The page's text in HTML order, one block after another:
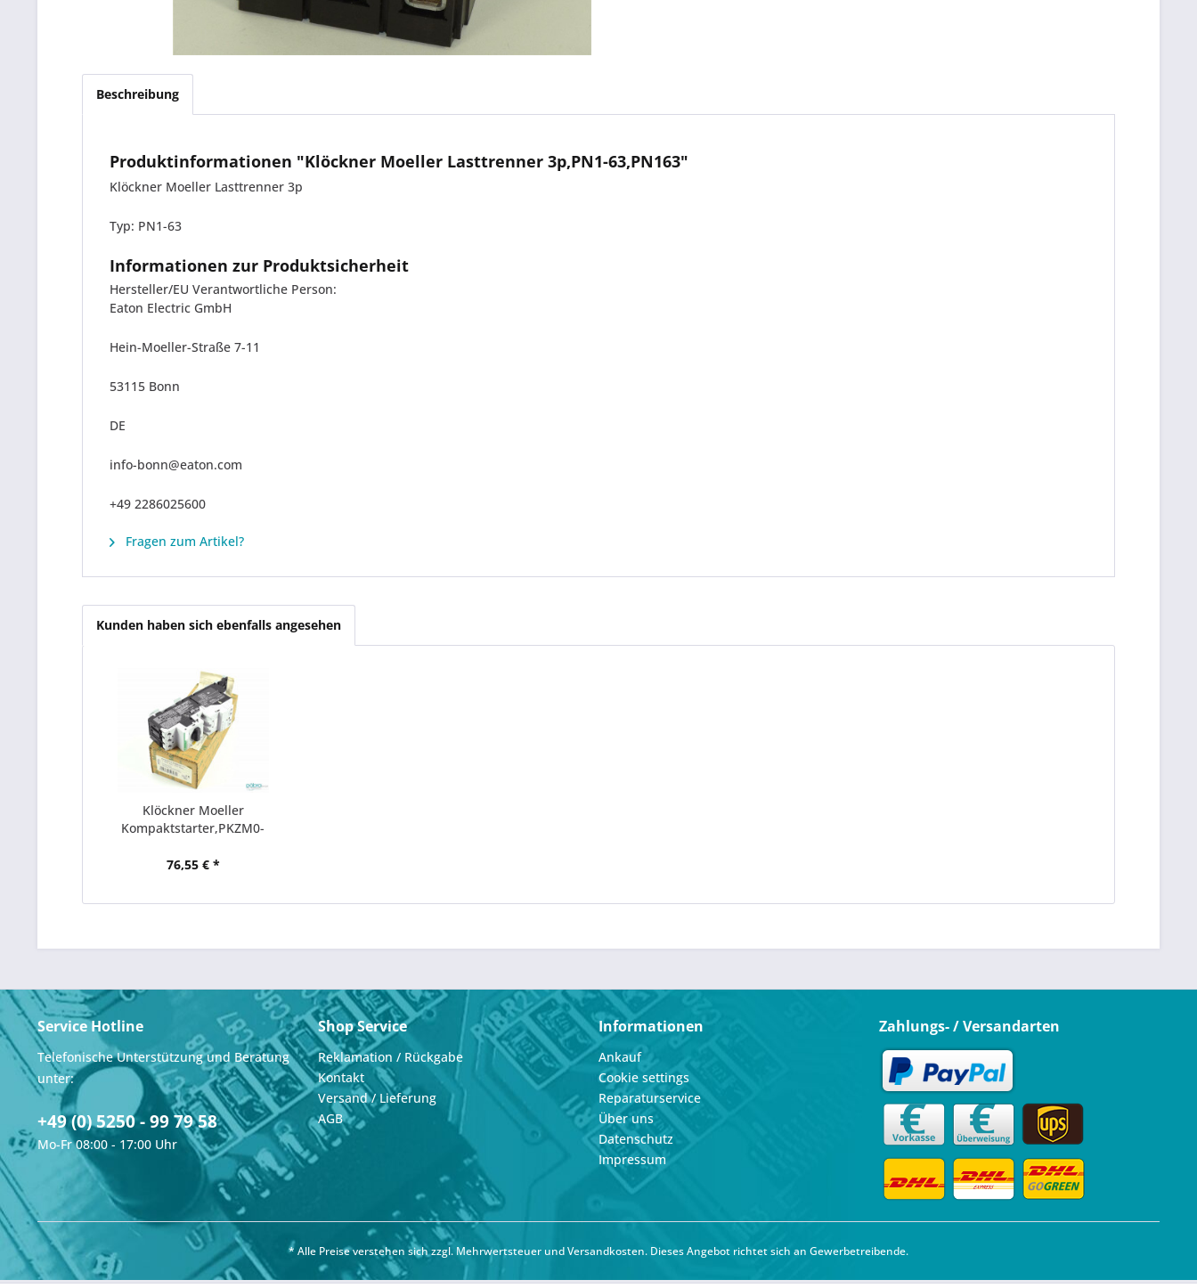
Beschreibung
Produktinformationen "Klöckner Moeller Lasttrenner 3p,PN1-63,PN163"
Klöckner Moeller Lasttrenner 3p
Typ: PN1-63
Informationen zur Produktsicherheit
Hersteller/EU Verantwortliche Person:
Eaton Electric GmbH
Hein-Moeller-Straße 7-11
53115 Bonn
DE
info-bonn@eaton.com
+49 2286025600
Fragen zum Artikel?
Kunden haben sich ebenfalls angesehen
Klöckner Moeller
Kompaktstarter,PKZM0-
76,55 € *
Service Hotline
Telefonische Unterstützung und Beratung
unter:
+49 (0) 5250 - 99 79 58
Mo-Fr 08:00 - 17:00 Uhr
Shop Service
Reklamation / Rückgabe
Kontakt
Versand / Lieferung
AGB
Informationen
Ankauf
Cookie settings
Reparaturservice
Über uns
Datenschutz
Impressum
Zahlungs- / Versandarten
* Alle Preise verstehen sich zzgl. Mehrwertsteuer undVersandkosten. Dieses Angebot richtet sich an Gewerbetreibende.